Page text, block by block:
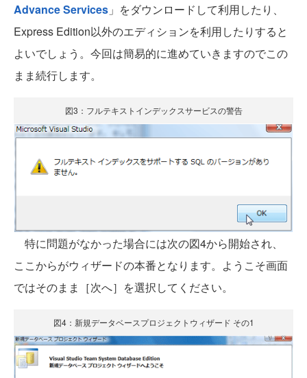
Advance Services 」をダウンロードして利用したり、
Express Edition以外のエディションを利用したりすると
よいでしょう。今回は簡易的に進めていきますのでこの
まま続行します。
図3：フルテキストインデックスサービスの警告
特に問題がなかった場合には次の図4から開始され、
ここからがウィザードの本番となります。ようこそ画面
ではそのまま［次へ］を選択してください。
図4：新規データベースプロジェクトウィザード その1